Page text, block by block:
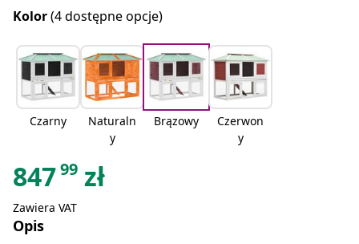
Kolor(4 dostępne opcje)
Czarny
Naturaln
y
Brązowy
Czerwon
y
84799 zł
Zawiera VAT
Opis